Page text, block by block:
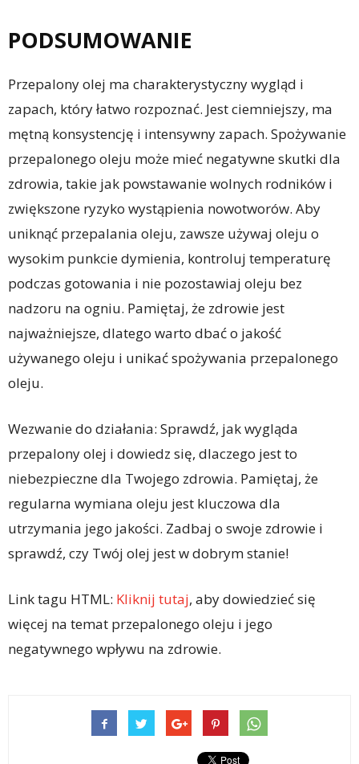
PODSUMOWANIE
Przepalony olej ma charakterystyczny wygląd i
zapach, który łatwo rozpoznać. Jest ciemniejszy, ma
mętną konsystencję i intensywny zapach. Spożywanie
przepalonego oleju może mieć negatywne skutki dla
zdrowia, takie jak powstawanie wolnych rodników i
zwiększone ryzyko wystąpienia nowotworów. Aby
uniknąć przepalania oleju, zawsze używaj oleju o
wysokim punkcie dymienia, kontroluj temperaturę
podczas gotowania i nie pozostawiaj oleju bez
nadzoru na ogniu. Pamiętaj, że zdrowie jest
najważniejsze, dlatego warto dbać o jakość
używanego oleju i unikać spożywania przepalonego
oleju.
Wezwanie do działania: Sprawdź, jak wygląda
przepalony olej i dowiedz się, dlaczego jest to
niebezpieczne dla Twojego zdrowia. Pamiętaj, że
regularna wymiana oleju jest kluczowa dla
utrzymania jego jakości. Zadbaj o swoje zdrowie i
sprawdź, czy Twój olej jest w dobrym stanie!
Link tagu HTML: Kliknij tutaj, aby dowiedzieć się
więcej na temat przepalonego oleju i jego
negatywnego wpływu na zdrowie.